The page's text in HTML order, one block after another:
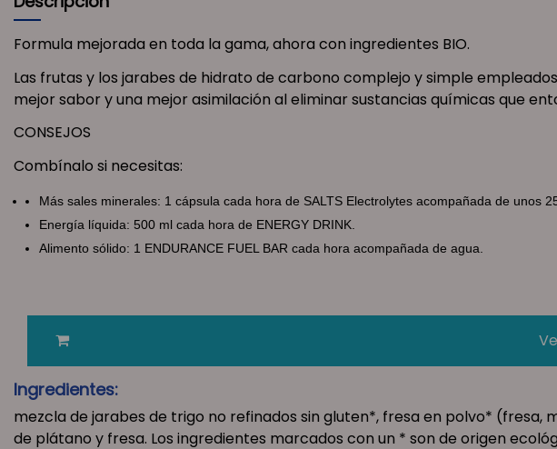
Formula mejorada en toda la gama, ahora con ingredientes BIO.
Las frutas y los jarabes de hidrato de carbono complejo y simple
mejor sabor y una mejor asimilación al eliminar sustancias químicas que
CONSEJOS
Combínalo si necesitas:
Más sales minerales: 1 cápsula cada hora de SALTS Electrolytes acompañada de unos
Energía líquida: 500 ml cada hora de ENERGY DRINK.
Alimento sólido: 1 ENDURANCE FUEL BAR cada hora acompañada de agua.
Ingredientes:
mezcla de jarabes de trigo no refinados sin gluten*, fresa en polvo*
de plátano y fresa. Los ingredientes marcados con un * son de origen